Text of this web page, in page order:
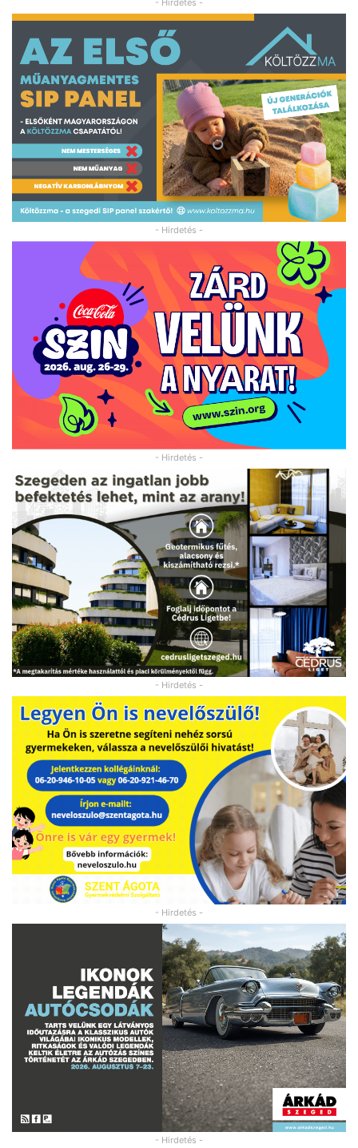
- Hirdetés -
- Hirdetés -
- Hirdetés -
- Hirdetés -
- Hirdetés -